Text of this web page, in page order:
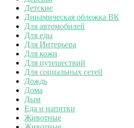
Детские
Динамическая обложка ВК
Для автомобилей
Для еды
Для Интерьера
Для кожи
Для путешествий
Для социальных сетей
Дождь
Дома
Дым
Еда и напитки
Животные